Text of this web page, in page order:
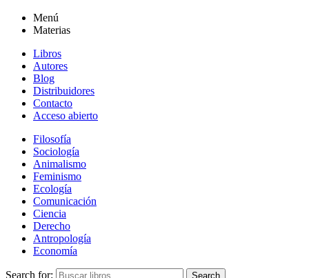
Menú
Materias
Libros
Autores
Blog
Distribuidores
Contacto
Acceso abierto
Filosofía
Sociología
Animalismo
Feminismo
Ecología
Comunicación
Ciencia
Derecho
Antropología
Economía
Search for: Search